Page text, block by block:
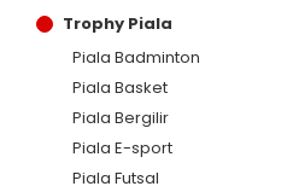
Trophy Piala
Piala Badminton
Piala Basket
Piala Bergilir
Piala E-sport
Piala Futsal